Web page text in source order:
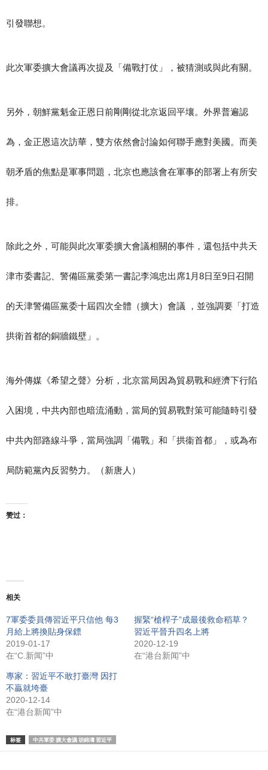
引發聯想。
此次軍委擴大會議再次提及「備戰打仗」，被猜測或與此有關。
另外，朝鮮黨魁金正恩日前剛剛從北京返回平壤。外界普遍認
為，金正恩這次訪華，雙方依然會討論如何聯手應對美國。而美
朝矛盾的焦點是軍事問題，北京也應該會在軍事的部署上有所安
排。
除此之外，可能與此次軍委擴大會議相關的事件，還包括中共天
津市委書記、警備區黨委第一書記李鴻忠出席1月8日至9日召開
的天津警備區黨委十屆四次全體（擴大）會議 ，並強調要「打造
拱衛首都的銅牆鐵壁」。
海外傳媒《希望之聲》分析，北京當局因為貿易戰和經濟下行陷
入困境，中共內部也暗流涌動，當局的貿易戰對策可能隨時引發
中共內部路線斗爭，當局強調「備戰」和「拱衞首都」，或為布
局防範黨內反習勢力。（新唐人）
赞过：
相关
7軍委委員傳習近平只信他 每3
月給上將換貼身保鏢
2019-01-17
在“C.新闻”中
握緊“槍桿子”成最後救命稻草？
習近平晉升四名上將
2020-12-19
在“港台新闻”中
專家：習近平不敢打臺灣 因打
不贏就垮臺
2020-12-14
在“港台新闻”中
标签 中共軍委 擴大會議 胡錦濤 習近平